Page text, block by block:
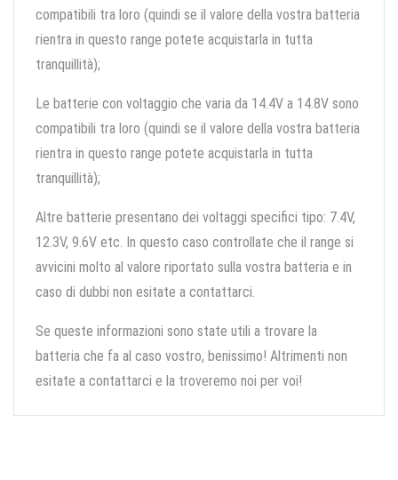
compatibili tra loro (quindi se il valore della vostra batteria
rientra in questo range potete acquistarla in tutta
tranquillità);
Le batterie con voltaggio che varia da 14.4V a 14.8V sono
compatibili tra loro (quindi se il valore della vostra batteria
rientra in questo range potete acquistarla in tutta
tranquillità);
Altre batterie presentano dei voltaggi specifici tipo: 7.4V,
12.3V, 9.6V etc. In questo caso controllate che il range si
avvicini molto al valore riportato sulla vostra batteria e in
caso di dubbi non esitate a contattarci.
Se queste informazioni sono state utili a trovare la
batteria che fa al caso vostro, benissimo! Altrimenti non
esitate a contattarci e la troveremo noi per voi!